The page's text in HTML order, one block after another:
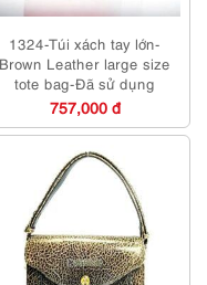
1324-Túi xách tay lớn-
Brown Leather large size
tote bag-Đã sử dụng
757,000 đ